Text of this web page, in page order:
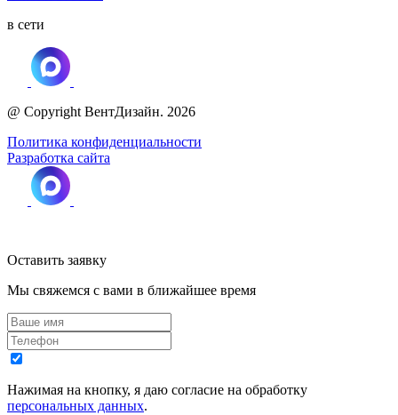
в сети
@ Copyright ВентДизайн. 2026
Политика конфиденциальности
Разработка сайта
Оставить заявку
Мы свяжемся с вами в ближайшее время
Нажимая на кнопку, я даю согласие на обработку
персональных данных.